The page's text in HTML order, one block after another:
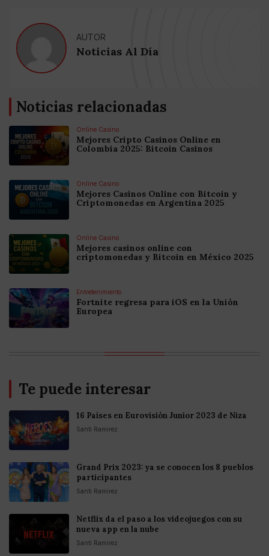
AUTOR
Noticias Al Día
Noticias relacionadas
Online Casino
Mejores Cripto Casinos Online en
Colombia 2025: Bitcoin Casinos
Online Casino
Mejores Casinos Online con Bitcoin y
Criptomonedas en Argentina 2025
Online Casino
Mejores casinos online con
criptomonedas y Bitcoin en México 2025
Entretenimiento
Fortnite regresa para iOS en la Unión
Europea
Te puede interesar
16 Países en Eurovisión Junior 2023 de Niza
Santi Ramirez
Grand Prix 2023: ya se conocen los 8 pueblos
participantes
Santi Ramirez
Netflix da el paso a los videojuegos con su
nueva app en la nube
Santi Ramirez